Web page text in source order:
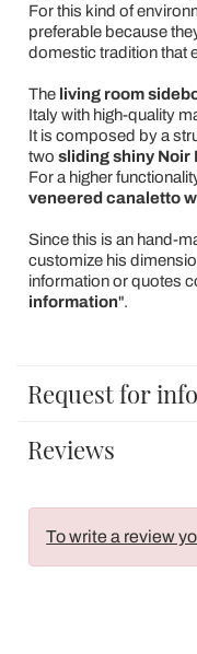
For this kind of
preferable because
domestic tradition that
Theliving room
Italy with high-quality
It is composed by a
two sliding shiny Noir
For a higher
veneered canaletto
Since this is an hand-
customize his
information or quotes
information".
Request for
Reviews
To write a review